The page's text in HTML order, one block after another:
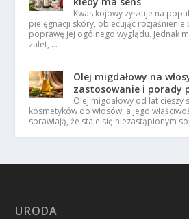
Kwas kojowy zyskuje na
pielęgnacji skóry, obiecując rozjaśnienie
poprawę jej ogólnego wyglądu. Jednak
zalet, …
Olej migdałowy na
zastosowanie i porady
Olej migdałowy od lat cieszy
kosmetyków do włosów, a jego
sprawiają, że staje się niezastąpionym
URODA